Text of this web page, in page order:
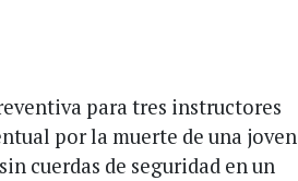
para tres instructores
por la muerte de una joven
cuerdas de seguridad en un